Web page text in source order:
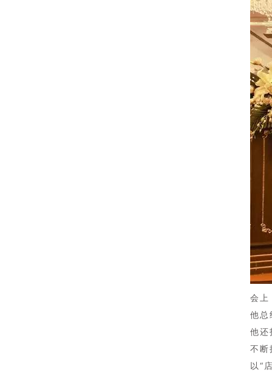
会上
他总
他还
不断
以“